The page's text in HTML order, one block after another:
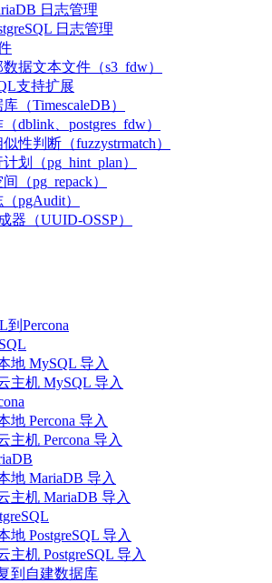
日志管理
日志管理
据文本文件（s3_fdw）
支持扩展
（TimescaleDB）
dblink、postgres_fdw）
性判断（fuzzystrmatch）
划（pg_hint_plan）
（pg_repack）
pgAudit）
器（UUID-OSSP）
到Percona
地 MySQL 导入
主机 MySQL 导入
地 Percona 导入
主机 Percona 导入
地 MariaDB 导入
主机 MariaDB 导入
地 PostgreSQL 导入
主机 PostgreSQL 导入
到自建数据库